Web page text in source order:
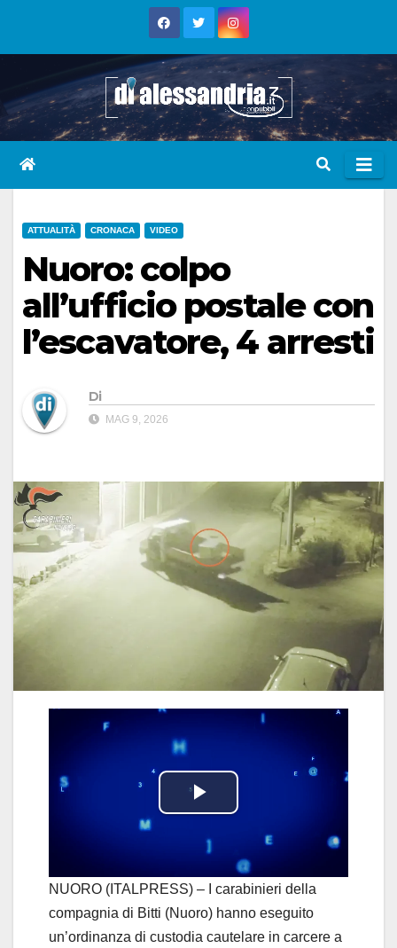
ATTUALITÀ CRONACA VIDEO
Nuoro: colpo
all’ufficio postale con
l’escavatore, 4 arresti
Di
MAG 9, 2026
P
l
a
y
NUORO (ITALPRESS) – I carabinieri della
compagnia di Bitti (Nuoro) hanno eseguito
un’ordinanza di custodia cautelare in carcere a